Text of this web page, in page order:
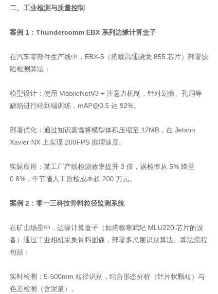
二、工业检测与质量控制
案例 1：Thundercomm EBX 系列边缘计算盒子
在汽车零部件生产线中，EBX-5（搭载高通骁龙 855 芯片）部署缺
陷检测算法：
模型设计：使用 MobileNetV3 + 注意力机制，针对划痕、孔洞等
缺陷进行端到端训练，mAP@0.5 达 92%。
部署优化：通过知识蒸馏将模型体积压缩至 12MB，在 Jetson
Xavier NX 上实现 200FPS 推理速度。
实际应用：某工厂产线检测效率提升 3 倍，误检率从 5% 降至
0.8%，年节省人工质检成本超 200 万元。
案例 2：零一三科技骨料粒径监测系统
在矿山场景中，边缘计算盒子（如搭载寒武纪 MLU220 芯片的设
备）通过工业相机采集骨料图像，部署多尺度识别算法。算法流程
包括：
实时检测：5-500mm 粒径识别，结合形态分析（针片状颗粒）与
色差检测（含泥量）。